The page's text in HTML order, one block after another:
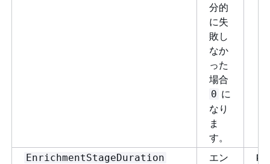
分的
に失
敗し
なか
った
場合
0 に
なり
ま
す。
EnrichmentStageDuration
エン